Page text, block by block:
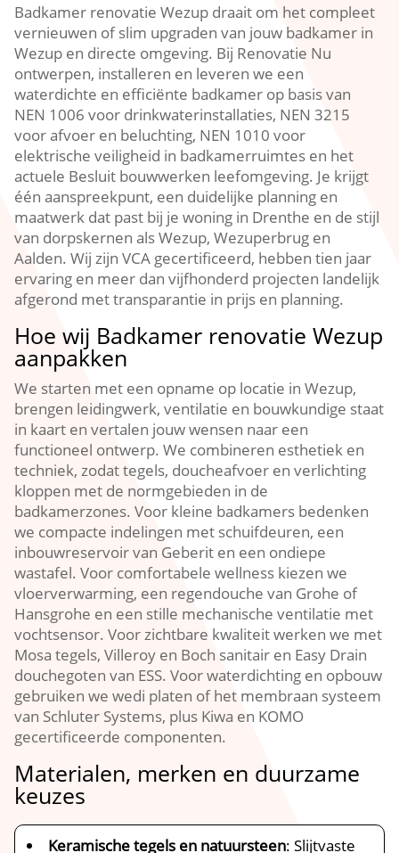
Badkamer renovatie Wezup draait om het compleet
vernieuwen of slim upgraden van jouw badkamer in
Wezup en directe omgeving. Bij Renovatie Nu
ontwerpen, installeren en leveren we een
waterdichte en efficiënte badkamer op basis van
NEN 1006 voor drinkwaterinstallaties, NEN 3215
voor afvoer en beluchting, NEN 1010 voor
elektrische veiligheid in badkamerruimtes en het
actuele Besluit bouwwerken leefomgeving. Je krijgt
één aanspreekpunt, een duidelijke planning en
maatwerk dat past bij je woning in Drenthe en de stijl
van dorpskernen als Wezup, Wezuperbrug en
Aalden. Wij zijn VCA gecertificeerd, hebben tien jaar
ervaring en meer dan vijfhonderd projecten landelijk
afgerond met transparantie in prijs en planning.
Hoe wij Badkamer renovatie Wezup
aanpakken
We starten met een opname op locatie in Wezup,
brengen leidingwerk, ventilatie en bouwkundige staat
in kaart en vertalen jouw wensen naar een
functioneel ontwerp. We combineren esthetiek en
techniek, zodat tegels, doucheafvoer en verlichting
kloppen met de normgebieden in de
badkamerzones. Voor kleine badkamers bedenken
we compacte indelingen met schuifdeuren, een
inbouwreservoir van Geberit en een ondiepe
wastafel. Voor comfortabele wellness kiezen we
vloerverwarming, een regendouche van Grohe of
Hansgrohe en een stille mechanische ventilatie met
vochtsensor. Voor zichtbare kwaliteit werken we met
Mosa tegels, Villeroy en Boch sanitair en Easy Drain
douchegoten van ESS. Voor waterdichting en opbouw
gebruiken we wedi platen of het membraan systeem
van Schluter Systems, plus Kiwa en KOMO
gecertificeerde componenten.
Materialen, merken en duurzame
keuzes
Keramische tegels en natuursteen: Slijtvaste